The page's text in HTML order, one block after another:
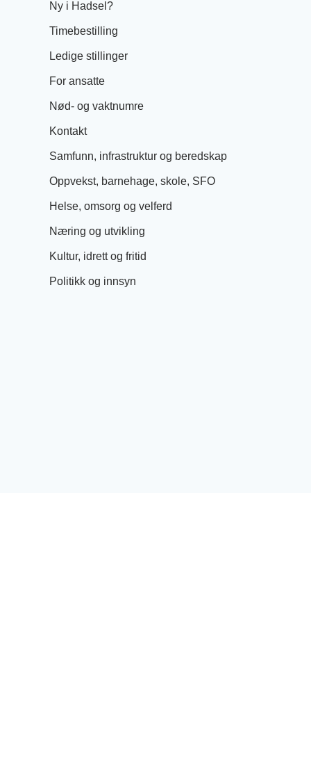
Ny i Hadsel?
Timebestilling
Ledige stillinger
For ansatte
Nød- og vaktnumre
Kontakt
Samfunn, infrastruktur og beredskap
Oppvekst, barnehage, skole, SFO
Helse, omsorg og velferd
Næring og utvikling
Kultur, idrett og fritid
Politikk og innsyn